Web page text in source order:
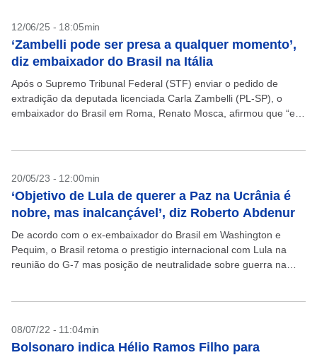
12/06/25 - 18:05min
‘Zambelli pode ser presa a qualquer momento’,
diz embaixador do Brasil na Itália
Após o Supremo Tribunal Federal (STF) enviar o pedido de
extradição da deputada licenciada Carla Zambelli (PL-SP), o
embaixador do Brasil em Roma, Renato Mosca, afirmou que “ela
20/05/23 - 12:00min
‘Objetivo de Lula de querer a Paz na Ucrânia é
nobre, mas inalcançável’, diz Roberto Abdenur
De acordo com o ex-embaixador do Brasil em Washington e
Pequim, o Brasil retoma o prestigio internacional com Lula na
reunião do G-7 mas posição de neutralidade sobre guerra na
08/07/22 - 11:04min
Bolsonaro indica Hélio Ramos Filho para